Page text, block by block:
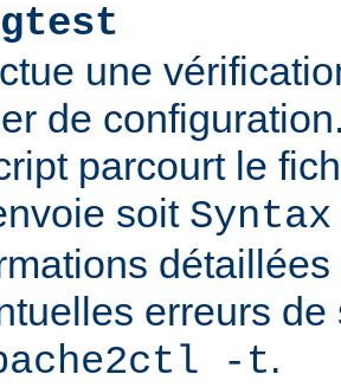
une
de
parcourt le
soit Syntax
erreurs
-t.